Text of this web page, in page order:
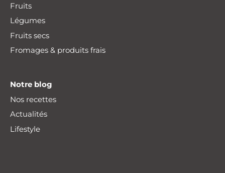
Fruits
Légumes
Fruits secs
Fromages & produits frais
Notre blog
Nos recettes
Actualités
Lifestyle